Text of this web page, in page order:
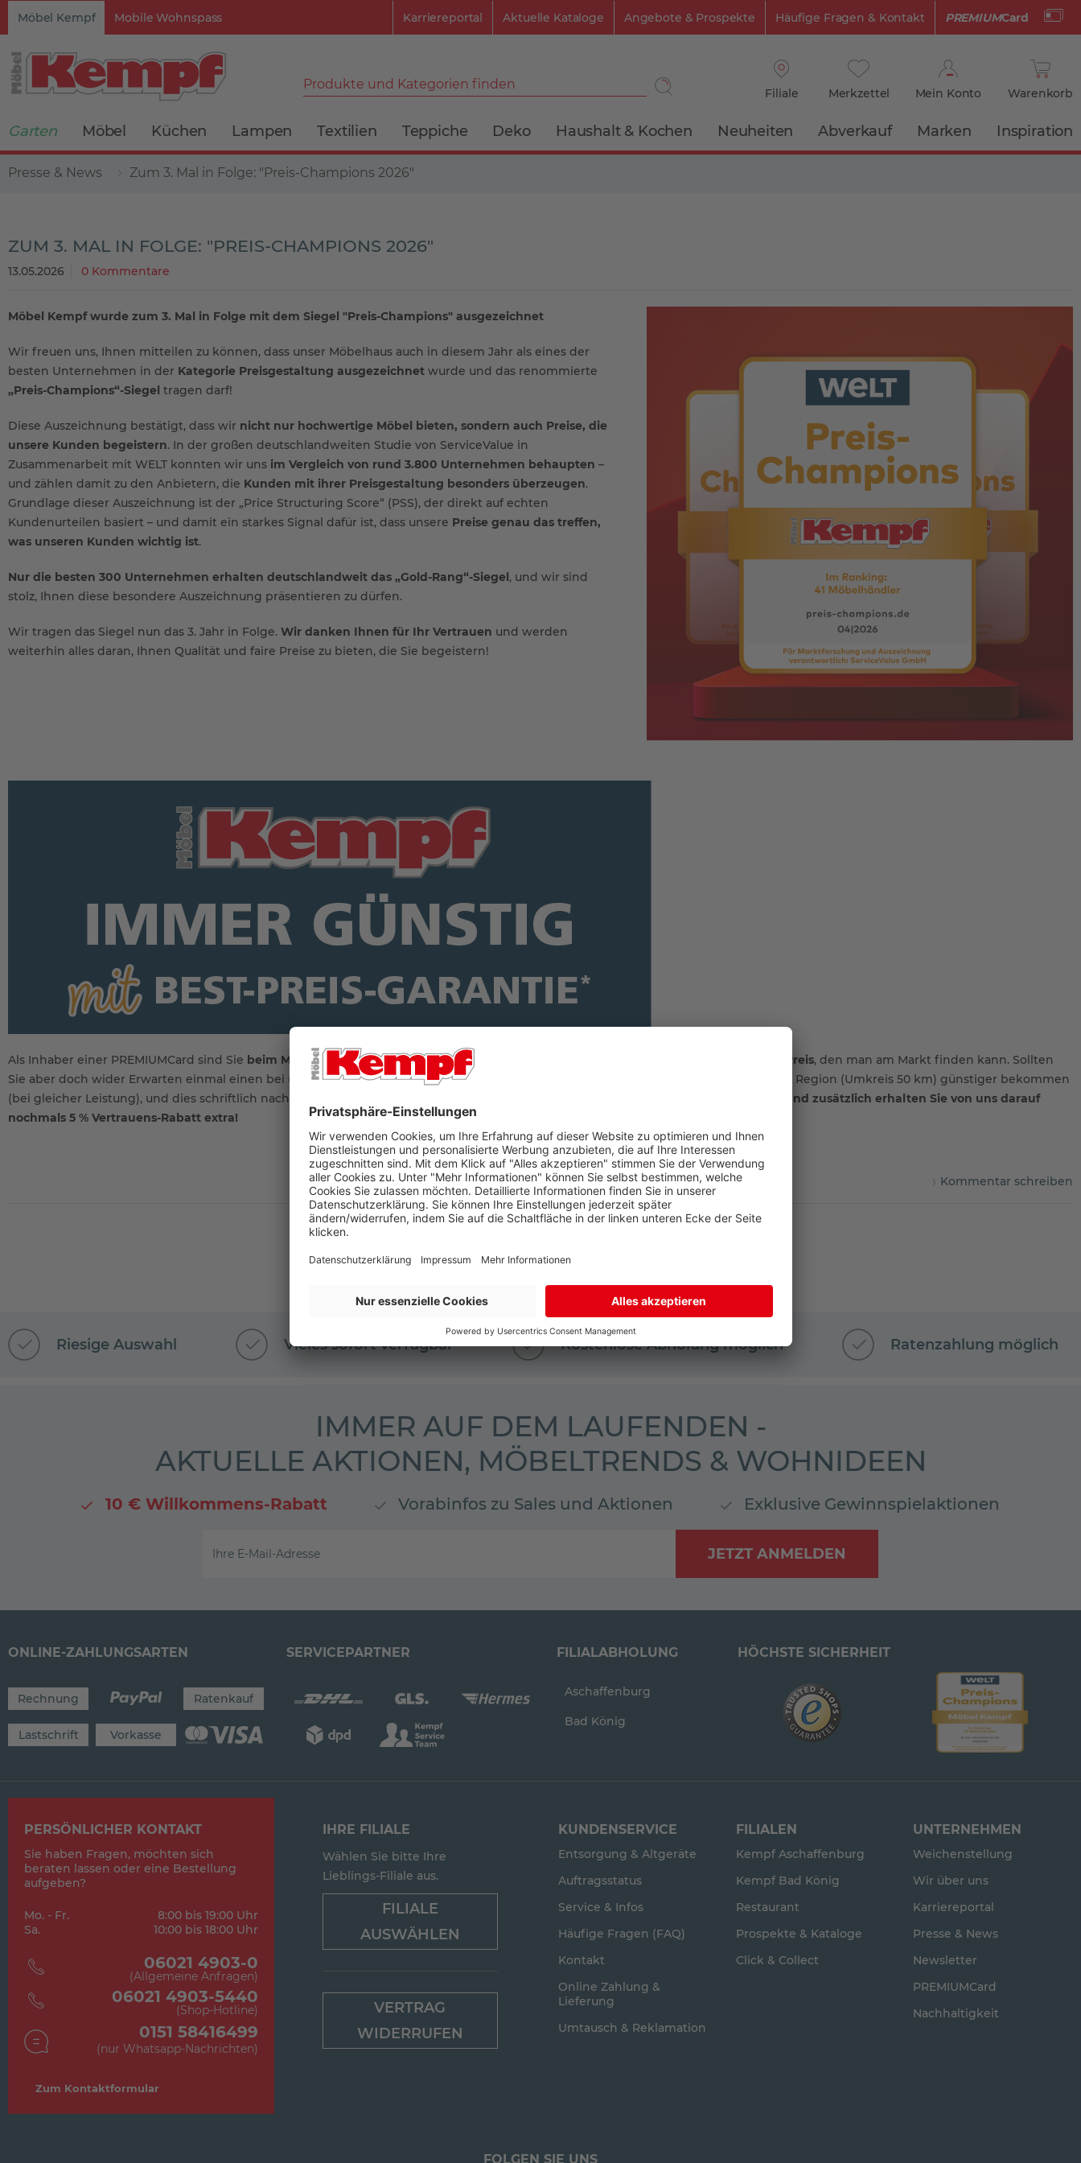
Möbel Kempf Mobile Wohnspass PREMIUMCard
Karriereportal Aktuelle Kataloge Angebote & Prospekte Häufige Fragen & Kontakt
Produkte und Kategorien finden
Filiale Merkzettel Mein Konto Warenkorb
Garten Möbel Küchen Lampen Textilien Teppiche Deko Haushalt & Kochen Neuheiten Abverkauf Marken Inspiration
Presse & News Zum 3. Mal in Folge: "Preis-Champions 2026"
ZUM 3. MAL IN FOLGE: "PREIS-CHAMPIONS 2026"
13.05.2026 0 Kommentare
Möbel Kempf wurde zum 3. Mal in Folge mit dem Siegel "Preis-Champions" ausgezeichnet
Wir freuen uns, Ihnen mitteilen zu können, dass unser Möbelhaus auch in diesem Jahr als eines der
besten Unternehmen in der Kategorie Preisgestaltung ausgezeichnet wurde und das renommierte
„Preis-Champions“-Siegel tragen darf!
Diese Auszeichnung bestätigt, dass wir nicht nur hochwertige Möbel bieten, sondern auch Preise, die
unsere Kunden begeistern. In der großen deutschlandweiten Studie von ServiceValue in
Zusammenarbeit mit WELT konnten wir uns im Vergleich von rund 3.800 Unternehmen behaupten –
und zählen damit zu den Anbietern, die Kunden mit ihrer Preisgestaltung besonders überzeugen.
Grundlage dieser Auszeichnung ist der „Price Structuring Score“ (PSS), der direkt auf echten
Kundenurteilen basiert – und damit ein starkes Signal dafür ist, dass unsere Preise genau das treffen,
was unseren Kunden wichtig ist.
Nur die besten 300 Unternehmen erhalten deutschlandweit das „Gold-Rang“-Siegel, und wir sind
stolz, Ihnen diese besondere Auszeichnung präsentieren zu dürfen.
Wir tragen das Siegel nun das 3. Jahr in Folge. Wir danken Ihnen für Ihr Vertrauen und werden
weiterhin alles daran, Ihnen Qualität und faire Preise zu bieten, die Sie begeistern!
Als Inhaber einer PREMIUMCard sind Sie beim Möbelkauf immer auf der sicheren Seite zu 100 Prozent den besten Preis, den man am Markt finden kann. Sollten
Sie aber doch wider Erwarten einmal einen bei uns gekauften Artikel innerhalb von 14 Tagen bei einem anderen Möbelhändler in der Region (Umkreis 50 km) günstiger bekommen
(bei gleicher Leistung), und dies schriftlich nachweisen können, so zahlen Sie auch bei uns nur diesen niedrigsten Preis - garantiert!
Und zusätzlich erhalten Sie von uns darauf
nochmals 5 % Vertrauens-Rabatt extra!
Kommentar schreiben
Riesige Auswahl Vieles sofort verfügbar Kostenlose Abholung möglich Ratenzahlung möglich
IMMER AUF DEM LAUFENDEN -
AKTUELLE AKTIONEN, MÖBELTRENDS & WOHNIDEEN
10 € Willkommens-Rabatt Vorabinfos zu Sales und Aktionen Exklusive Gewinnspielaktionen
JETZT ANMELDEN
Ihre E-Mail-Adresse
ONLINE-ZAHLUNGSARTEN
Rechnung Ratenkauf
Lastschrift Vorkasse
SERVICEPARTNER FILIALABHOLUNG
Aschaffenburg
Bad König
HÖCHSTE SICHERHEIT
PERSÖNLICHER KONTAKT
Sie haben Fragen, möchten sich
beraten lassen oder eine Bestellung
aufgeben?
Mo. - Fr.
8:00 bis 19:00 Uhr
Sa.
10:00 bis 18:00 Uhr
06021 4903-0
(Allgemeine Anfragen)
06021 4903-5440
(Shop-Hotline)
0151 58416499
(nur Whatsapp-Nachrichten)
Zum Kontaktformular
IHRE FILIALE
Wählen Sie bitte Ihre
Lieblings-Filiale aus.
FILIALE
AUSWÄHLEN
VERTRAG
WIDERRUFEN
KUNDENSERVICE
Entsorgung & Altgeräte
Auftragsstatus
Service & Infos
Häufige Fragen (FAQ)
Kontakt
Online Zahlung &
Lieferung
Umtausch & Reklamation
FILIALEN
Kempf Aschaffenburg
Kempf Bad König
Restaurant
Prospekte & Kataloge
Click & Collect
UNTERNEHMEN
Weichenstellung
Wir über uns
Karriereportal
Presse & News
Newsletter
PREMIUMCard
Nachhaltigkeit
FOLGEN SIE UNS